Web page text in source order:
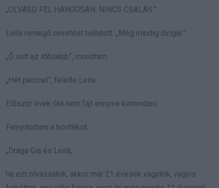
„OLVASD FEL HANGOSAN. NINCS CSALÁS.”
Leila remegő nevetést hallatott. „Még mindig dirigál.”
„Ő volt az idősebb”, mondtam.
„Hét perccel”, felelte Leila.
Először évek óta nem fájt ennyire kimondani.
Felnyitottam a borítékot.
„Drága Gia és Leila,
ha ezt olvassátok, akkor már 21 évesek vagytok, vagyis